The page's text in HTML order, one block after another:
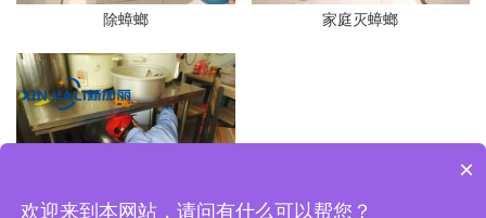
除蟑螂 家庭灭蟑螂
×
欢迎来到本网站，请问有什么可以帮您？